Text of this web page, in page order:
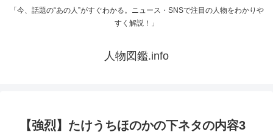
「今、話題の“あの人”がすぐわかる。ニュース・SNSで注目の人物をわかりや
すく解説！」
人物図鑑.info
【強烈】たけうちほのかの下ネタの内容3